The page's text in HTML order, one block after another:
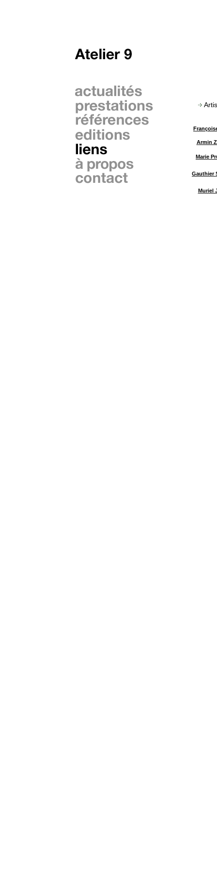
Armin
Marie
Gauthier
Muriel